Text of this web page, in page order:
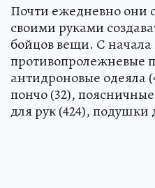
Почти ежедневно они
своими руками
бойцов вещи. С начала
противопролежневые
антидроновые одеяла
пончо (32),
для рук (424), подушки